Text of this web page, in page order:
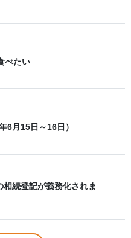
べたい
6月15日～16日）
相続登記が義務化されま